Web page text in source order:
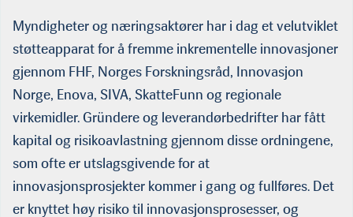
Myndigheter og næringsaktører har i dag et velutviklet
støtteapparat for å fremme inkrementelle innovasjoner
gjennom FHF, Norges Forskningsråd, Innovasjon
Norge, Enova, SIVA, SkatteFunn og regionale
virkemidler. Gründere og leverandørbedrifter har fått
kapital og risikoavlastning gjennom disse ordningene,
som ofte er utslagsgivende for at
innovasjonsprosjekter kommer i gang og fullføres. Det
er knyttet høy risiko til innovasjonsprosesser, og